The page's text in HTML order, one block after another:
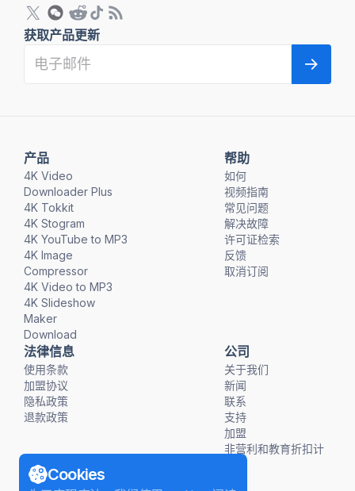
产品
4K Video
Downloader Plus
4K Tokkit
4K Stogram
4K YouTube to MP3
4K Image
Compressor
4K Video to MP3
4K Slideshow
Maker
Download
帮助
如何
视频指南
常见问题
解决故障
许可证检索
反馈
取消订阅
法律信息
使用条款
加盟协议
隐私政策
退款政策
公司
关于我们
新闻
联系
支持
加盟
非营利和教育折扣计
获取产品更新
Cookies